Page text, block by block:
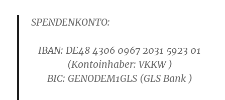
SPENDENKONTO:
IBAN: DE48 4306 0967 2031 5923 01
(Kontoinhaber: VKKW )
BIC: GENODEM1GLS(GLS Bank )